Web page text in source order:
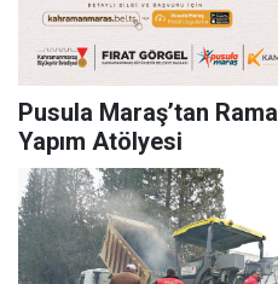
Pusula Maraş’tan
Yapım Atölyesi